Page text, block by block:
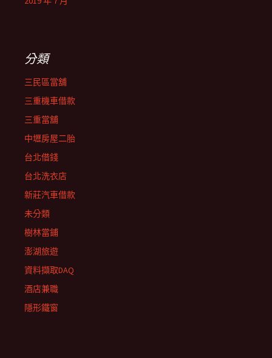
分類
三民區當舖
三重機車借款
三重當舖
中壢房屋二胎
台北借錢
台北洗衣店
新莊汽車借款
未分類
樹林當鋪
澎湖旅遊
資料擷取DAQ
酒店兼職
隱形鐵窗